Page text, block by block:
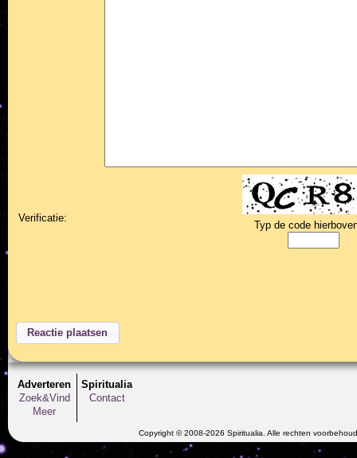
Verificatie:
Typ de code
Adverteren
Zoek&Vind
Meer
Spiritualia
Contact
Copyright © 2008-2026 Spiritualia. Alle rechten